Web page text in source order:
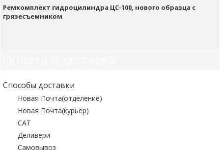
Ремкомплект гидроцилиндра ЦС-100, нового образца с
грязесъемником
Способы доставки
Новая Почта(отделение)
Новая Почта(курьер)
САТ
Деливери
Самовывоз